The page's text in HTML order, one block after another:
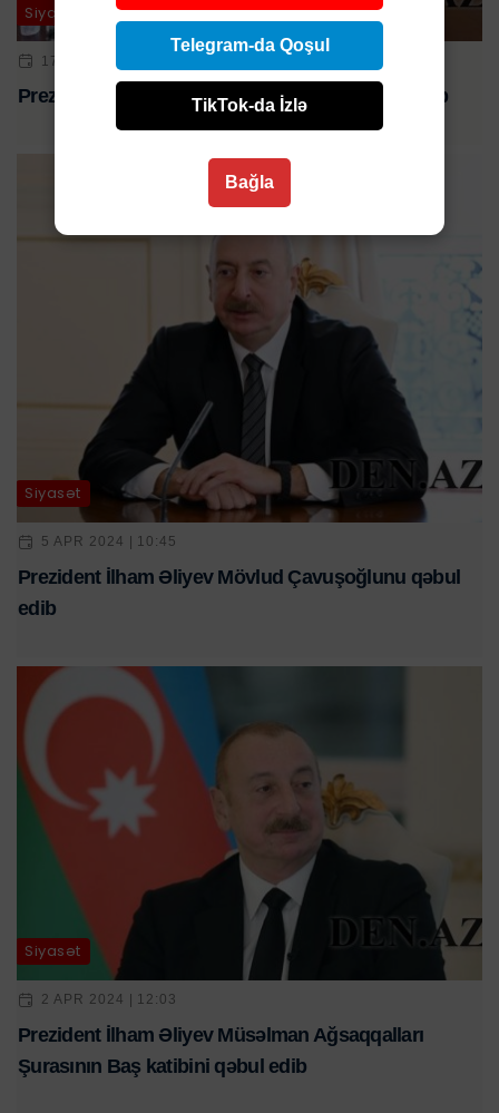
Siyasət
17 APR 2024 | 10:21
Prezident İlham Əliyev Kayrat Sarıbayı qəbul edib
Siyasət
5 APR 2024 | 10:45
Prezident İlham Əliyev Mövlud Çavuşoğlunu qəbul
edib
Siyasət
2 APR 2024 | 12:03
Prezident İlham Əliyev Müsəlman Ağsaqqalları
Şurasının Baş katibini qəbul edib
Telegram-da Qoşul
TikTok-da İzlə
Bağla